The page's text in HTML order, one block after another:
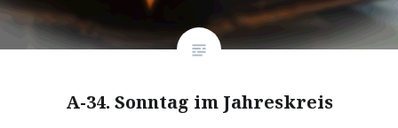
A-34. Sonntag im Jahreskreis